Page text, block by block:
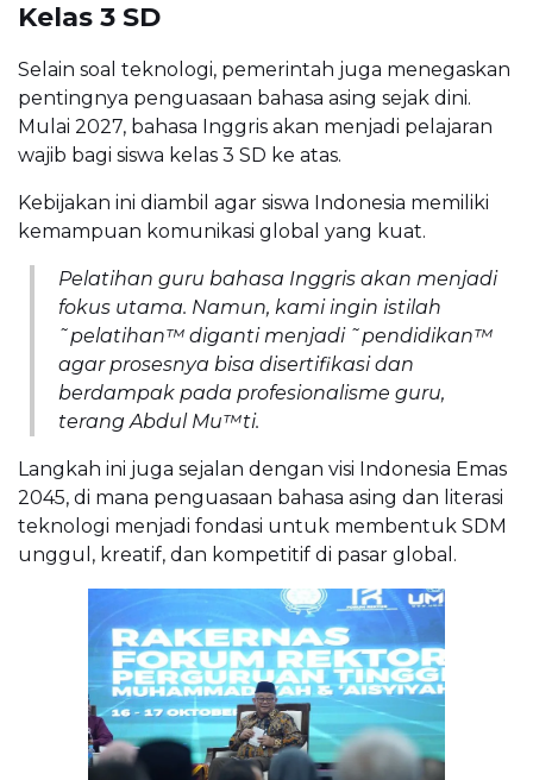
Kelas 3 SD
Selain soal teknologi, pemerintah juga menegaskan
pentingnya penguasaan bahasa asing sejak dini.
Mulai 2027, bahasa Inggris akan menjadi pelajaran
wajib bagi siswa kelas 3 SD ke atas.
Kebijakan ini diambil agar siswa Indonesia memiliki
kemampuan komunikasi global yang kuat.
Pelatihan guru bahasa Inggris akan menjadi
fokus utama. Namun, kami ingin istilah
˜pelatihan™ diganti menjadi ˜pendidikan™
agar prosesnya bisa disertifikasi dan
berdampak pada profesionalisme guru,
terang Abdul Mu™ti.
Langkah ini juga sejalan dengan visi Indonesia Emas
2045, di mana penguasaan bahasa asing dan literasi
teknologi menjadi fondasi untuk membentuk SDM
unggul, kreatif, dan kompetitif di pasar global.